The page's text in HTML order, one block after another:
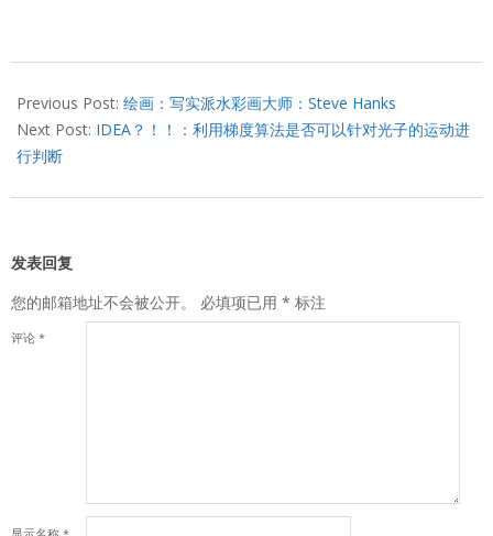
11-
21
Previous Post: 绘画：写实派水彩画大师：Steve Hanks
Next Post: IDEA？！！：利用梯度算法是否可以针对光子的运动进
行判断
发表回复
您的邮箱地址不会被公开。
必填项已用 * 标注
评论 *